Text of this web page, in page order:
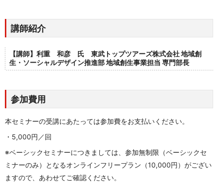
講師紹介
【講師】利重 和彦 氏 東武トップツアーズ株式会社 地域創
生・ソーシャルデザイン推進部 地域創生事業担当 専門部長
参加費用
本セミナーの受講にあたっては参加費をお支払いください。
・5,000円／回
※ベーシックセミナーにつきましては、参加無制限（ベーシックセ
ミナーのみ）となるオンラインフリープラン（10,000円）がござい
ますので、あわせてご確認ください。